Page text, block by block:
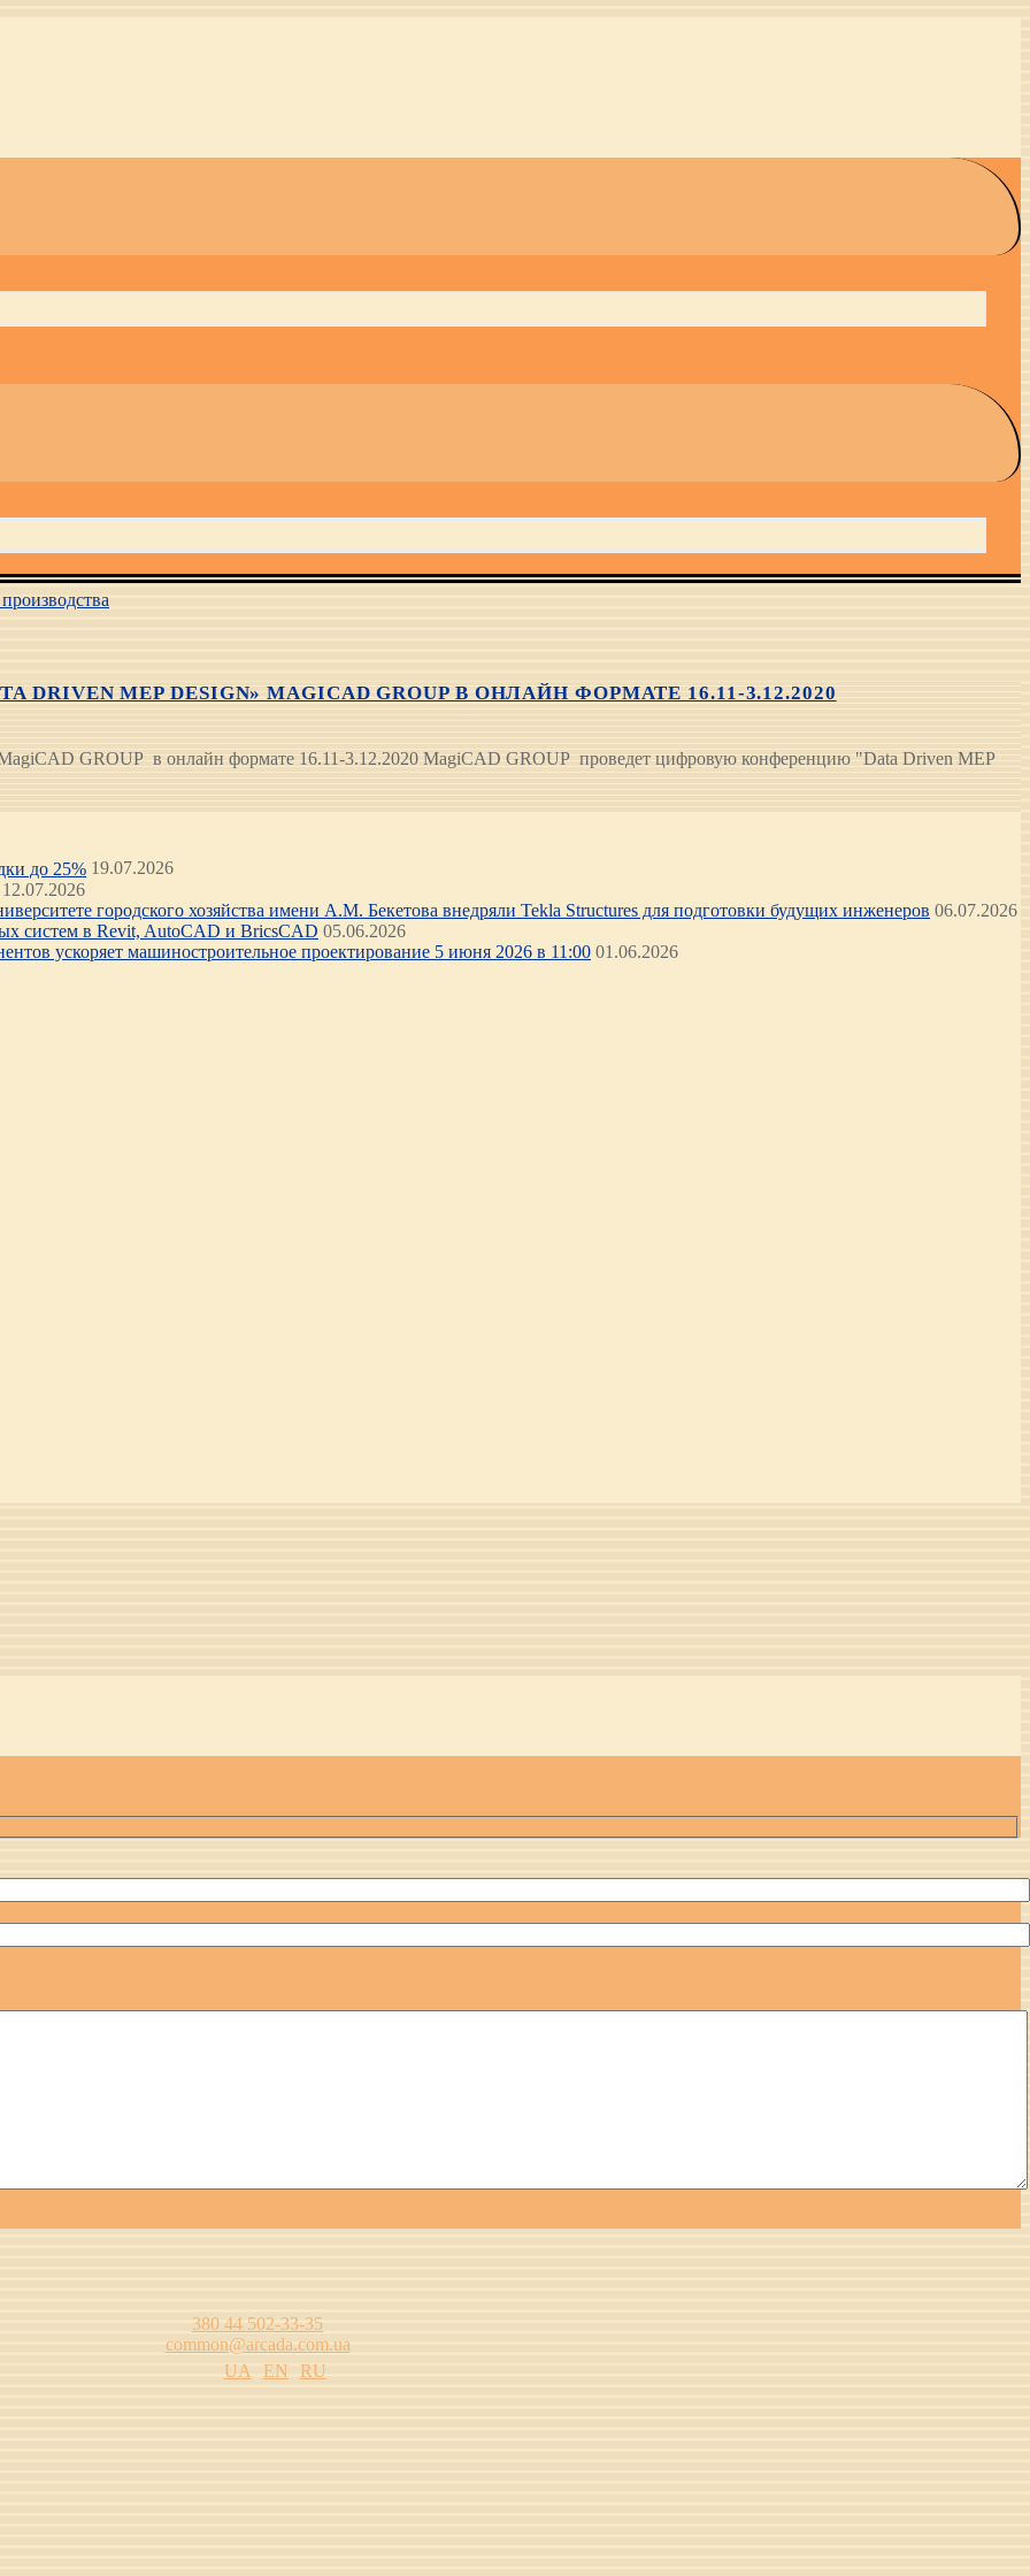
MEP DESIGN» MAGICAD GROUP В ОНЛАЙН ФОРМАТЕ 16.11-3.12.2020
GROUP в онлайн формате 16.11-3.12.2020 MagiCAD GROUP проведет цифровую конференцию "Data Driven MEP
до 25% 19.07.2026
12.07.2026
городского хозяйства имени А.М. Бекетова внедряли Tekla Structures для подготовки будущих инженеров 06.07.2026
систем в Revit, AutoCAD и BricsCAD 05.06.2026
ускоряет машиностроительное проектирование 5 июня 2026 в 11:00 01.06.2026
380 44 502-33-35
common@arcada.com.ua
UA
EN
RU